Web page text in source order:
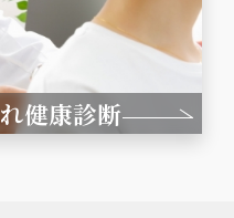
健康診断